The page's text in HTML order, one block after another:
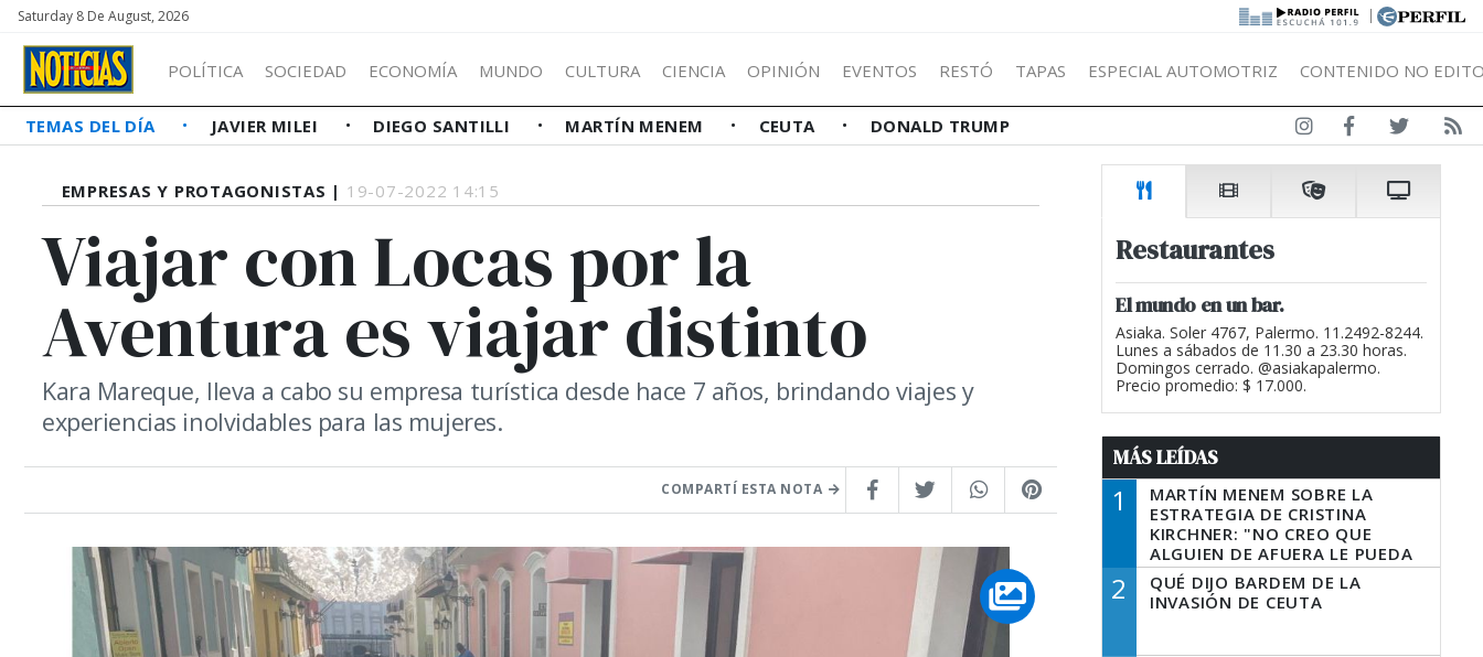
Saturday 8 De August, 2026 |
POLÍTICA SOCIEDAD ECONOMÍA MUNDO CULTURA CIENCIA OPINIÓN EVENTOS RESTÓ TAPAS ESPECIAL AUTOMOTRIZ CONTENIDO NO
TEMAS DEL DÍA JAVIER MILEI DIEGO SANTILLI MARTÍN MENEM CEUTA DONALD TRUMP
EMPRESAS Y PROTAGONISTAS | 19-07-2022 14:15
Viajar con Locas por la
Aventura es viajar distinto
Kara Mareque, lleva a cabo su empresa turística desde hace 7 años, brindando viajes y
experiencias inolvidables para las mujeres.
COMPARTÍ ESTA NOTA
Restaurantes
El mundo en un bar.
Asiaka. Soler 4767, Palermo. 11.2492-8244.
Lunes a sábados de 11.30 a 23.30 horas.
Domingos cerrado. @asiakapalermo.
Precio promedio: $ 17.000.
MÁS LEÍDAS
1
MARTÍN MENEM SOBRE LA
ESTRATEGIA DE CRISTINA
KIRCHNER: "NO CREO QUE
ALGUIEN DE AFUERA LE PUEDA
DECIR A LA JUSTICIA LO QUE
TIENE QUE HACER"
2
QUÉ DIJO BARDEM DE LA
INVASIÓN DE CEUTA